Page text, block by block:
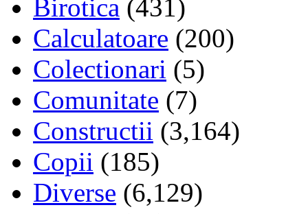
Birotica (431)
Calculatoare (200)
Colectionari (5)
Comunitate (7)
Constructii (3,164)
Copii (185)
Diverse (6,129)